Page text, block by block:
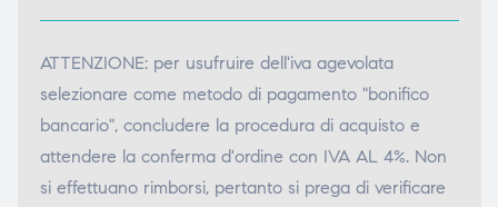
ATTENZIONE: per usufruire dell'iva agevolata
selezionare come metodo di pagamento "bonifico
bancario", concludere la procedura di acquisto e
attendere la conferma d'ordine con IVA AL 4%. Non
si effettuano rimborsi, pertanto si prega di verificare